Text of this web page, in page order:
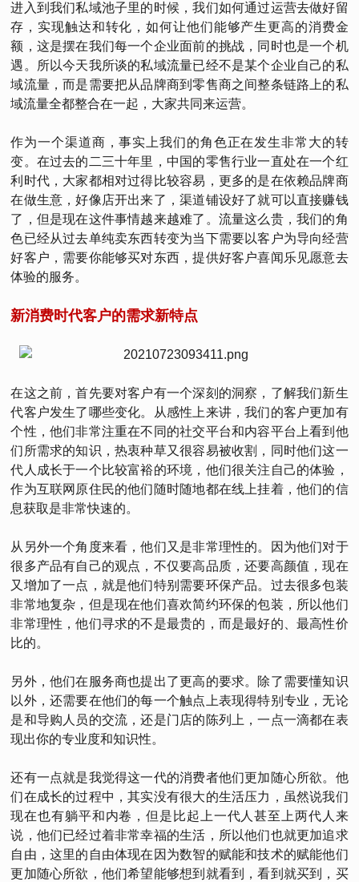
进入到我们私域池子里的时候，我们如何通过运营去做好留
存，实现触达和转化，如何让他们能够产生更高的消费金
额，这是摆在我们每一个企业面前的挑战，同时也是一个机
遇。所以今天我所谈的私域流量已经不是某个企业自己的私
域流量，而是需要把从品牌商到零售商之间整条链路上的私
域流量全都整合在一起，大家共同来运营。
作为一个渠道商，事实上我们的角色正在发生非常大的转
变。在过去的二三十年里，中国的零售行业一直处在一个红
利时代，大家都相对过得比较容易，更多的是在依赖品牌商
在做生意，好像店开出来了，渠道铺设好了就可以直接赚钱
了，但是现在这件事情越来越难了。流量这么贵，我们的角
色已经从过去单纯卖东西转变为当下需要以客户为导向经营
好客户，需要你能够买对东西，提供好客户喜闻乐见愿意去
体验的服务。
新消费时代客户的需求新特点
在这之前，首先要对客户有一个深刻的洞察，了解我们新生
代客户发生了哪些变化。从感性上来讲，我们的客户更加有
个性，他们非常注重在不同的社交平台和内容平台上看到他
们所需求的知识，热衷种草又很容易被收割，同时他们这一
代人成长于一个比较富裕的环境，他们很关注自己的体验，
作为互联网原住民的他们随时随地都在线上挂着，他们的信
息获取是非常快速的。
从另外一个角度来看，他们又是非常理性的。因为他们对于
很多产品有自己的观点，不仅要高品质，还要高颜值，现在
又增加了一点，就是他们特别需要环保产品。过去很多包装
非常地复杂，但是现在他们喜欢简约环保的包装，所以他们
非常理性，他们寻求的不是最贵的，而是最好的、最高性价
比的。
另外，他们在服务商也提出了更高的要求。除了需要懂知识
以外，还需要在他们的每一个触点上表现得特别专业，无论
是和导购人员的交流，还是门店的陈列上，一点一滴都在表
现出你的专业度和知识性。
还有一点就是我觉得这一代的消费者他们更加随心所欲。他
们在成长的过程中，其实没有很大的生活压力，虽然说我们
现在也有躺平和内卷，但是比起上一代人甚至上两代人来
说，他们已经过着非常幸福的生活，所以他们也就更加追求
自由，这里的自由体现在因为数智的赋能和技术的赋能他们
更加随心所欲，他们希望能够想到就看到，看到就买到，买